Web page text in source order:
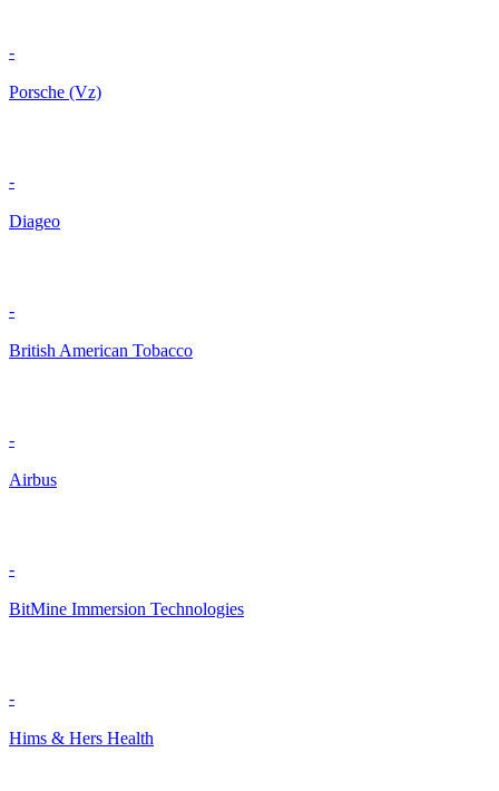
-
Porsche (Vz)
-
Diageo
-
British American Tobacco
-
Airbus
-
BitMine Immersion Technologies
-
Hims & Hers Health